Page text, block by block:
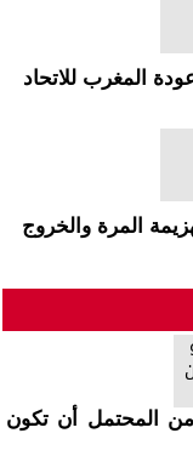
المغرب للاتحاد
المرة والخروج
المحتمل أن تكون